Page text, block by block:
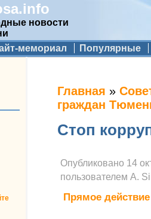
новости
меню
мемориал Популярные
Вы здесь
Главная »
граждан
Стоп
Опубликовано 14
пользователем A.
Прямое действие